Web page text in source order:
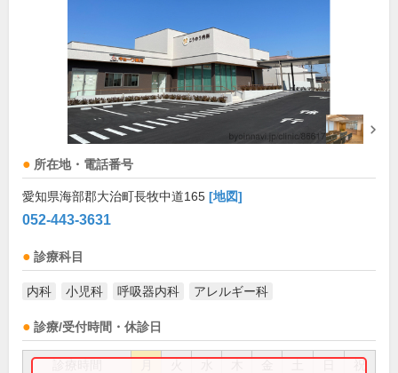
所在地・電話番号
愛知県海部郡大治町長牧中道165 [地図]
052-443-3631
診療科目
内科 小児科 呼吸器内科 アレルギー科
診療/受付時間・休診日
祝